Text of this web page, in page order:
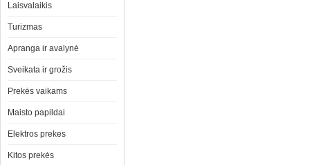
Laisvalaikis
Turizmas
Apranga ir avalynė
Sveikata ir grožis
Prekės vaikams
Maisto papildai
Elektros prekes
Kitos prekės